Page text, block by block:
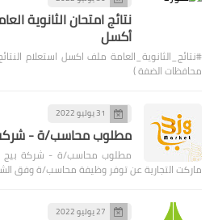
أكسل
#نتائج_الثانوية_العامة ملف اكسل استعلام
محافظات الضفة )
31 يوليو 2022
مطلوب محاسب/ة - شركة
مطلوب محاسب/ة - شركة بيج
ماركت التجارية عن توفر وظيفة محاسب/ة وفق
27 يوليو 2022